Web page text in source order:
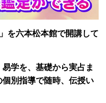
を六本松本館で開講して
学を、基礎から実占ま
別指導で随時、伝授い